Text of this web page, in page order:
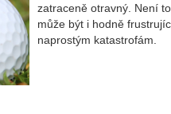
zatraceně otravný. Není
může být i hodně
naprostým katastrofám.